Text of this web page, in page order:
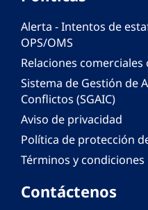
Alerta - Intentos de
OPS/OMS
Relaciones comerciales
Sistema de Gestión de
Conflictos (SGAIC)
Aviso de privacidad
Política de protección
Términos y
Contáctenos